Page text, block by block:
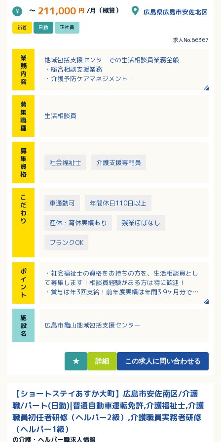
～ 211,000 円 /月（概算） 広島県広島市安佐北区
新着 日勤 正社員
求人No.66367
業
務
内
容
地域包括支援センターでの生活相談員業務全般
・総合相談支援業務
・介護予防ケアマネジメント
・パソコンを使用しての書類作成
募
集
職
種
生活相談員
募
集
資
格
社会福祉士 介護支援専門員
こ
だ
わ
り
車通勤可 年間休日110日以上
産休・育休実績あり 残業ほぼなし
ブランクOK
ポ
イ
ン
ト
・社会福祉士の資格をお持ちの方を、生活相談員とし
て募集します！相談員経験がある方は特に歓迎！
・賞与は年3回支給！前年度実績は年間3.9ヶ月分で
のバランスが取りやすい環境です！
・採用時から有給休暇10日付与！その他慶弔や永年勤
施
設
名
広島市亀山地域包括支援センター
★ 詳細 この求人に問い合わせる
【ショートステイあすか大町】広島市安佐南区/介護
職/パート(日勤)|普通自動車運転免許,介護福祉士,介護
職員初任者研修（ヘルパー2級）,介護職員実務者研修
（ヘルパー1級）
の介護・ヘルパー職求人情報